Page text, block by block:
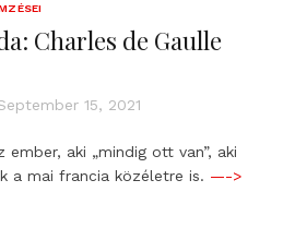
Charles de Gaulle
15, 2021
ember, aki „mindig ott van”, aki
a mai francia közéletre is. —->